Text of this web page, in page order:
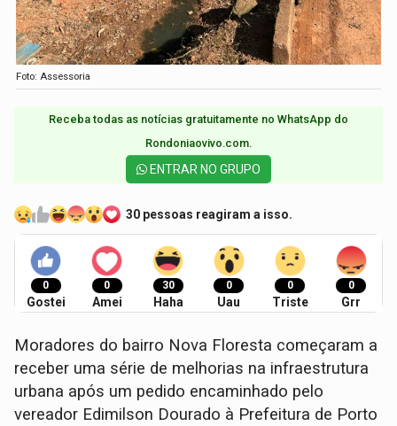
Foto: Assessoria
Receba todas as notícias gratuitamente no WhatsApp do
Rondoniaovivo.com.​
ENTRAR NO GRUPO
30 pessoas reagiram a isso.
0
Gostei
0
Amei
30
Haha
0
Uau
0
Triste
0
Grr
Moradores do bairro Nova Floresta começaram a
receber uma série de melhorias na infraestrutura
urbana após um pedido encaminhado pelo
vereador Edimilson Dourado à Prefeitura de Porto